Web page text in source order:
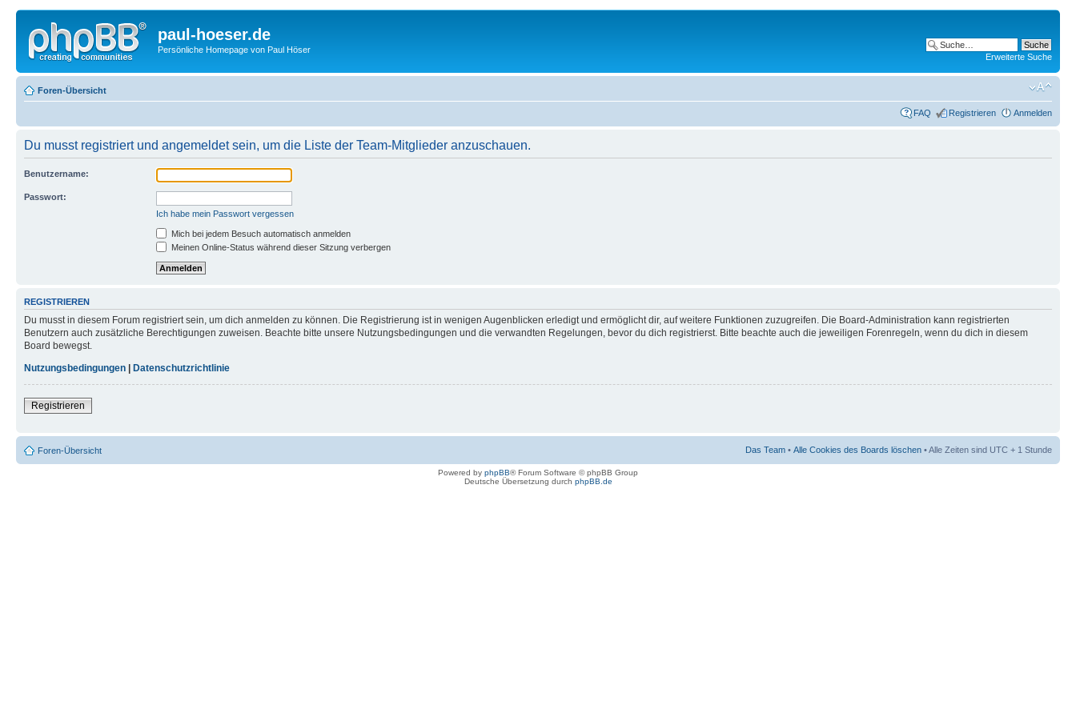
paul-hoeser.de
Persönliche Homepage von Paul Höser
Erweiterte Suche
Foren-Übersicht
FAQ Registrieren Anmelden
Du musst registriert und angemeldet sein, um die Liste der Team-Mitglieder anzuschauen.
Benutzername:
Passwort:
Ich habe mein Passwort vergessen
Mich bei jedem Besuch automatisch anmelden
Meinen Online-Status während dieser Sitzung verbergen
REGISTRIEREN
Du musst in diesem Forum registriert sein, um dich anmelden zu können. Die Registrierung ist in wenigen Augenblicken erledigt und ermöglicht dir, auf weitere Funktionen zuzugreifen. Die Board-Administration kann registrierten
Benutzern auch zusätzliche Berechtigungen zuweisen. Beachte bitte unsere Nutzungsbedingungen und die verwandten Regelungen, bevor du dich registrierst. Bitte beachte auch die jeweiligen Forenregeln, wenn du dich in diesem
Board bewegst.
Nutzungsbedingungen
Datenschutzrichtlinie
Registrieren
Foren-Übersicht Das Team • Alle Cookies des Boards löschen • Alle Zeiten sind UTC + 1 Stunde
Powered by phpBB® Forum Software © phpBB Group
Deutsche Übersetzung durch phpBB.de